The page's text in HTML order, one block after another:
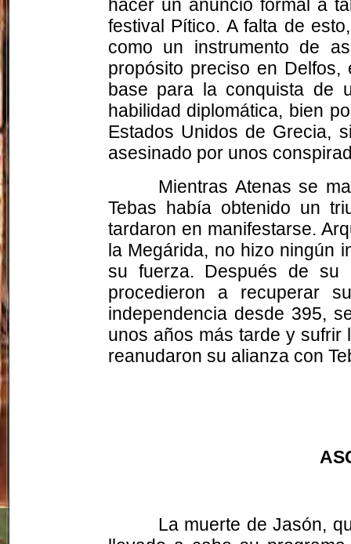
hacer un anuncio formal a
festival Pítico. A falta de
como un instrumento de
propósito preciso en
base para la conquista de
habilidad diplomática, bien
Estados Unidos de Grecia,
asesinado por unos
Mientras Atenas se
Tebas había obtenido un
tardaron en manifestarse.
la Megárida, no hizo ningún
su fuerza. Después de su
procedieron a recuperar
independencia desde 395,
unos años más tarde y sufrir
reanudaron su alianza con
La muerte de Jasón,